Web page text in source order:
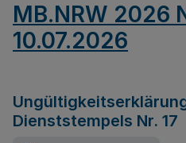
MB.NRW 2026
10.07.2026
Dienststempels Nr. 17